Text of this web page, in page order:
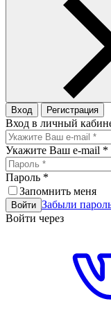
Вход Регистрация
Вход в личный
Укажите Ваш e-mail *
Пароль *
Запомнить меня
Войти Забыли
Войти через